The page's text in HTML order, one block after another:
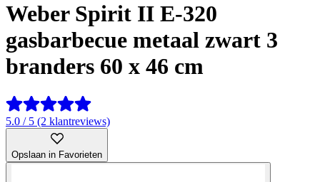
Weber Spirit II E-320
gasbarbecue metaal zwart 3
branders 60 x 46 cm
5.0 / 5 (2 klantreviews)
Opslaan in Favorieten